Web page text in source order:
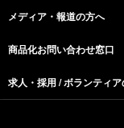
メディア・報道の方へ
商品化お問い合わせ窓口
求人・採用 / ボランティ